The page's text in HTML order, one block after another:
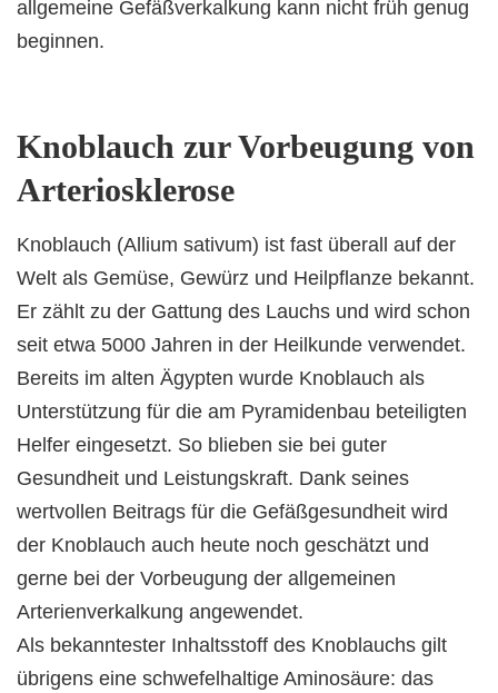
allgemeine Gefäßverkalkung kann nicht früh genug
beginnen.
Knoblauch zur Vorbeugung von
Arteriosklerose
Knoblauch (Allium sativum) ist fast überall auf der
Welt als Gemüse, Gewürz und Heilpflanze bekannt.
Er zählt zu der Gattung des Lauchs und wird schon
seit etwa 5000 Jahren in der Heilkunde verwendet.
Bereits im alten Ägypten wurde Knoblauch als
Unterstützung für die am Pyramidenbau beteiligten
Helfer eingesetzt. So blieben sie bei guter
Gesundheit und Leistungskraft. Dank seines
wertvollen Beitrags für die Gefäßgesundheit wird
der Knoblauch auch heute noch geschätzt und
gerne bei der Vorbeugung der allgemeinen
Arterienverkalkung angewendet.
Als bekanntester Inhaltsstoff des Knoblauchs gilt
übrigens eine schwefelhaltige Aminosäure: das